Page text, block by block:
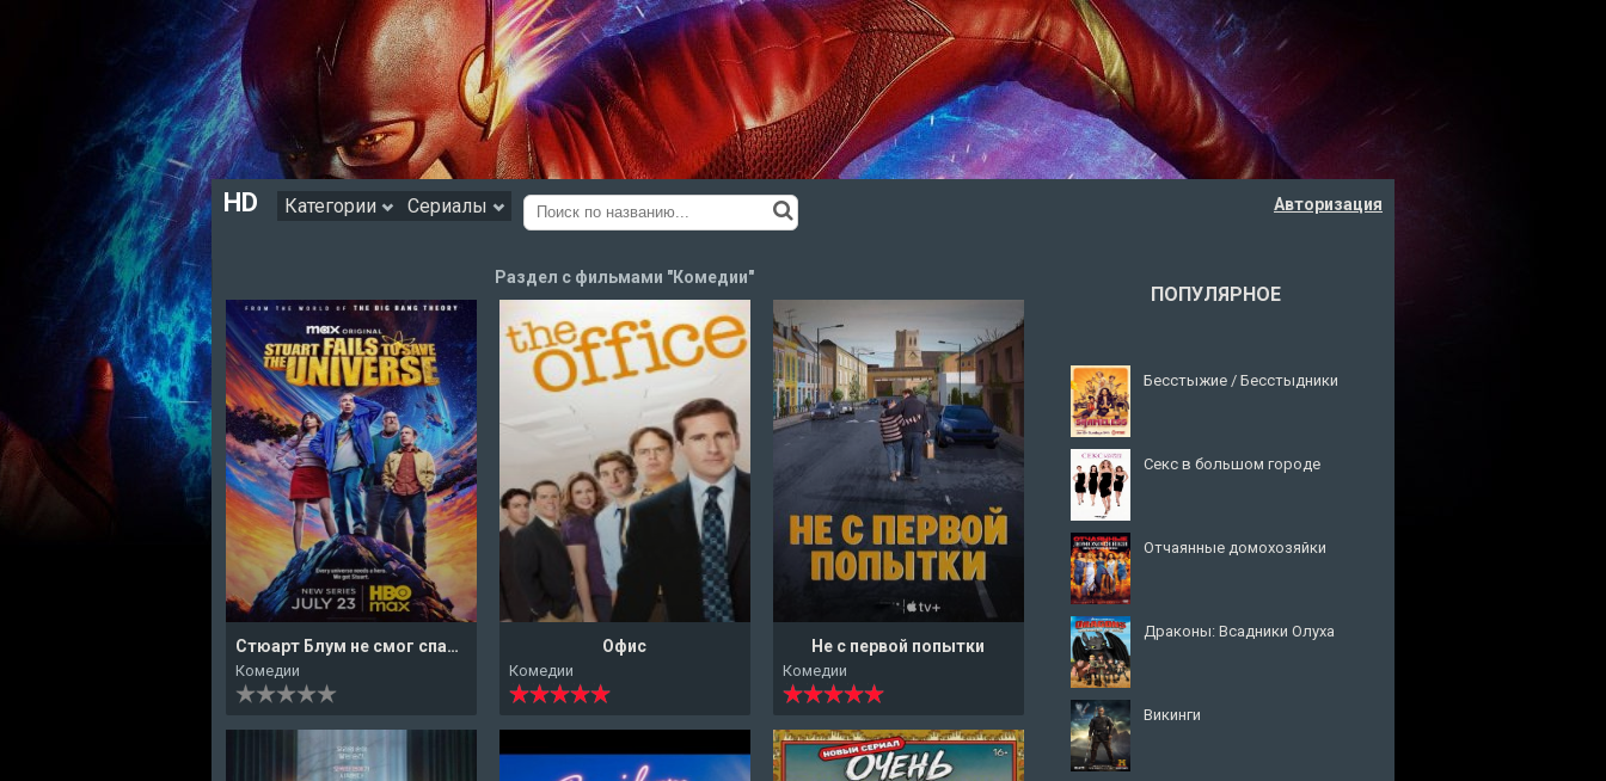
HD Категории Сериалы Авторизация
Раздел с фильмами "Комедии"
Стюарт Блум не смог спасти вселенную
Комедии
Офис
Комедии
Не с первой попытки
Комедии
ПОПУЛЯРНОЕ
Бесстыжие / Бесстыдники
Секс в большом городе
Отчаянные домохозяйки
Драконы: Всадники Олуха
Викинги